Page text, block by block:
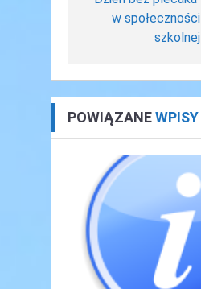
w społeczności
szkolnej
POWIĄZANEWPISY